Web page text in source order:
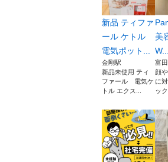
新品 ティファ
ール ケトル
電気ポット...
金剛駅
新品未使用 ティ
ファール 電気ケ
トル エクス...
美
W...
富
顔
に
ッ